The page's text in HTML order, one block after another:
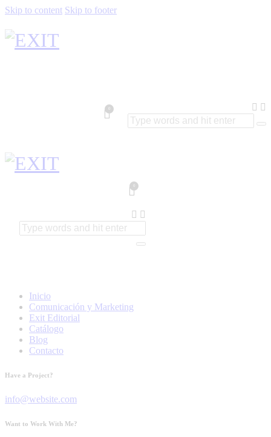
Skip to content Skip to footer
Inicio
Comunicación y Marketing
Exit Editorial
Catálogo
Blog
Contacto
Have a Project?
info@website.com
Want to Work With Me?